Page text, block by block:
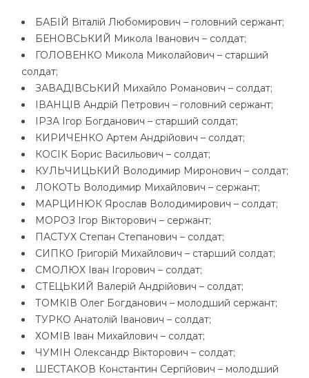
БАБІЙ Віталій Любомирович – головний сержант;
БЕНОВСЬКИЙ Микола Іванович – солдат;
ГОЛОВЕНКО Микола Миколайович – старший
солдат;
ЗАВАДІВСЬКИЙ Михайло Романович – солдат;
ІВАНЦІВ Андрій Петрович – головний сержант;
ІРЗА Ігор Богданович – старший солдат;
КИРИЧЕНКО Артем Андрійович – солдат;
КОСІК Борис Васильович – солдат;
КУЛЬЧИЦЬКИЙ Володимир Миронович – солдат;
ЛОКОТЬ Володимир Михайлович – сержант;
МАРЦИНЮК Ярослав Володимирович – солдат;
МОРОЗ Ігор Вікторович – сержант;
ПАСТУХ Степан Степанович – солдат;
СИПКО Григорій Михайлович – старший солдат;
СМОЛЮХ Іван Ігорович – солдат;
СТЕЦЬКИЙ Валерій Андрійович – солдат;
ТОМКІВ Олег Богданович – молодший сержант;
ТУРКО Анатолій Іванович – солдат;
ХОМІВ Іван Михайлович – солдат;
ЧУМІН Олександр Вікторович – солдат;
ШЕСТАКОВ Константин Сергійович – молодший